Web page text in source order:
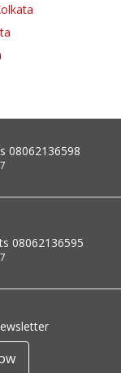
08062136598
08062136595